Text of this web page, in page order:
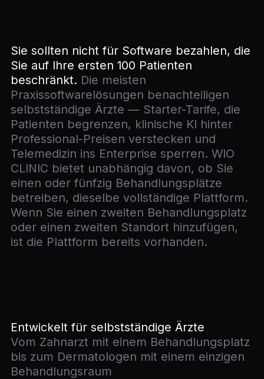
Sie sollten nicht für Software bezahlen, die
Sie auf Ihre ersten 100 Patienten
beschränkt. Die meisten
Praxissoftwarelösungen benachteiligen
selbstständige Ärzte — Starter-Tarife, die
Patienten begrenzen, klinische KI hinter
Professional-Preisen verstecken und
Telemedizin ins Enterprise sperren. WIO
CLINIC bietet unabhängig davon, ob Sie
einen oder fünfzig Behandlungsplätze
betreiben, dieselbe vollständige Plattform.
Wenn Sie einen zweiten Behandlungsplatz
oder einen zweiten Standort hinzufügen,
ist die Plattform bereits vorhanden.
Entwickelt für selbstständige Ärzte
Vom Zahnarzt mit einem Behandlungsplatz
bis zum Dermatologen mit einem einzigen
Behandlungsraum